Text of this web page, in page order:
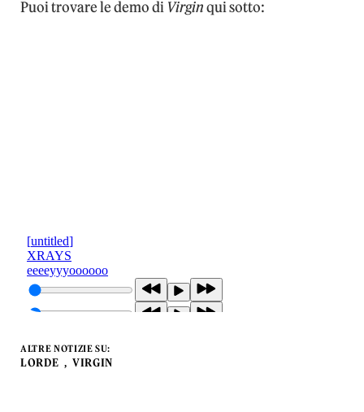
Puoi trovare le demo di Virginqui sotto:
ALTRE NOTIZIE SU:
LORDE VIRGIN